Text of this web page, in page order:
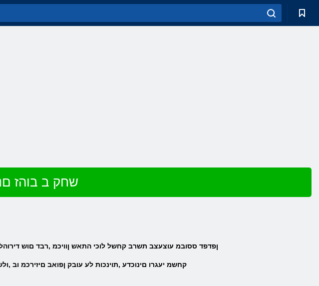
שחק ב בוהז
.ןפדפד ססובמ עוצעצב תשרב קחשל לוכי התאש ןוויכמ ,רבד םוש
.קחשמ יעגרו םינוכדע ,תוינכות לע עובק ןפואב םיזירכמ